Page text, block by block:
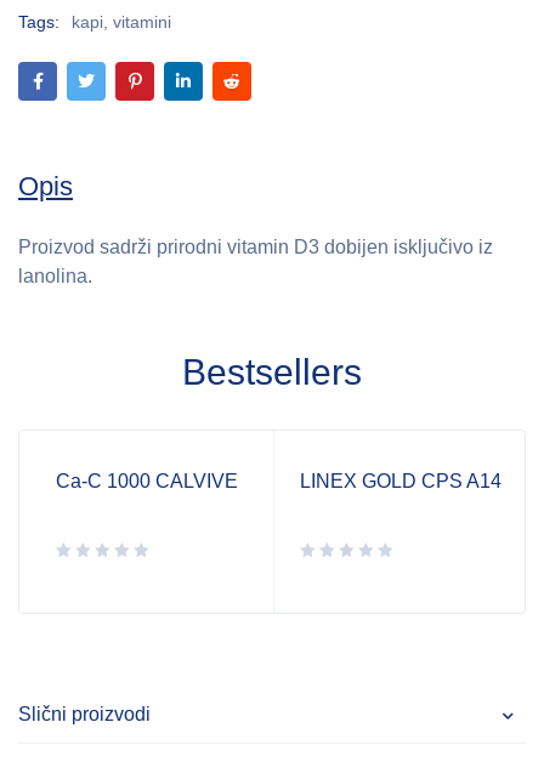
Tags: kapi, vitamini
Opis
Proizvod sadrži prirodni vitamin D3 dobijen isključivo iz
lanolina.
Bestsellers
Ca-C 1000 CALVIVE LINEX GOLD CPS A14
Slični proizvodi